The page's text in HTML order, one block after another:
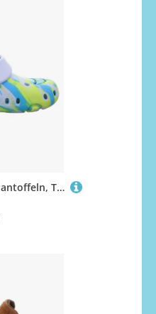
Superfit Splash C Pantoffeln, Turquoise/Green, 27